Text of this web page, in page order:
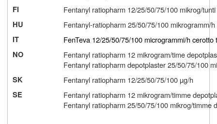
FI
Fentanyl ratiopharm 12/25/50/75/100 mikrog/
HU
Fentanyl-ratiopharm 25/50/75/100 mikrogramm/
IT
FenTeva 12/25/50/75/100 microgrammi/h cerotto
NO
Fentanyl ratiopharm 12 mikrogram/time
Fentanyl ratiopharm depotplaster 25/50/75/100
SK
Fentanyl ratiopharm 12/25/50/75/100 µg/h
SE
Fentanyl ratiopharm 12 mikrogram/timme
Fentanyl ratiopharm 25/50/75/100 mikrog/timme